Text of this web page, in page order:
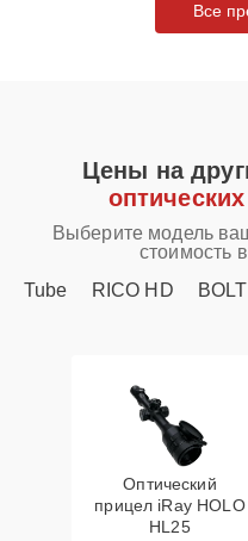
Все
Цены на
Выберите модель
стоимость
Tube
RICO HD BOLT
Оптический
прицел iRay HOLO
HL25